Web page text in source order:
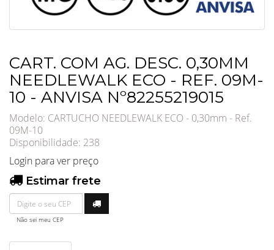
CART. COM AG. DESC. 0,30MM
NEEDLEWALK ECO - REF. 09M-
10 - ANVISA Nº82255219015
Modelo: CARTUCHO NEEDLEWALK ECO - 0,30mm - Ref.
09M-10
Disponibilidade: 238
Login para ver preço
Estimar frete
Não sei meu CEP